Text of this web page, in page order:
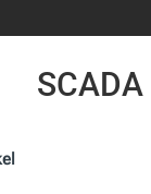
SCADA